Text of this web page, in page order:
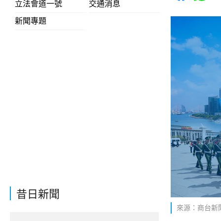
立法會道一號
交通消息
新聞專題
昔日新聞
來源：商台新